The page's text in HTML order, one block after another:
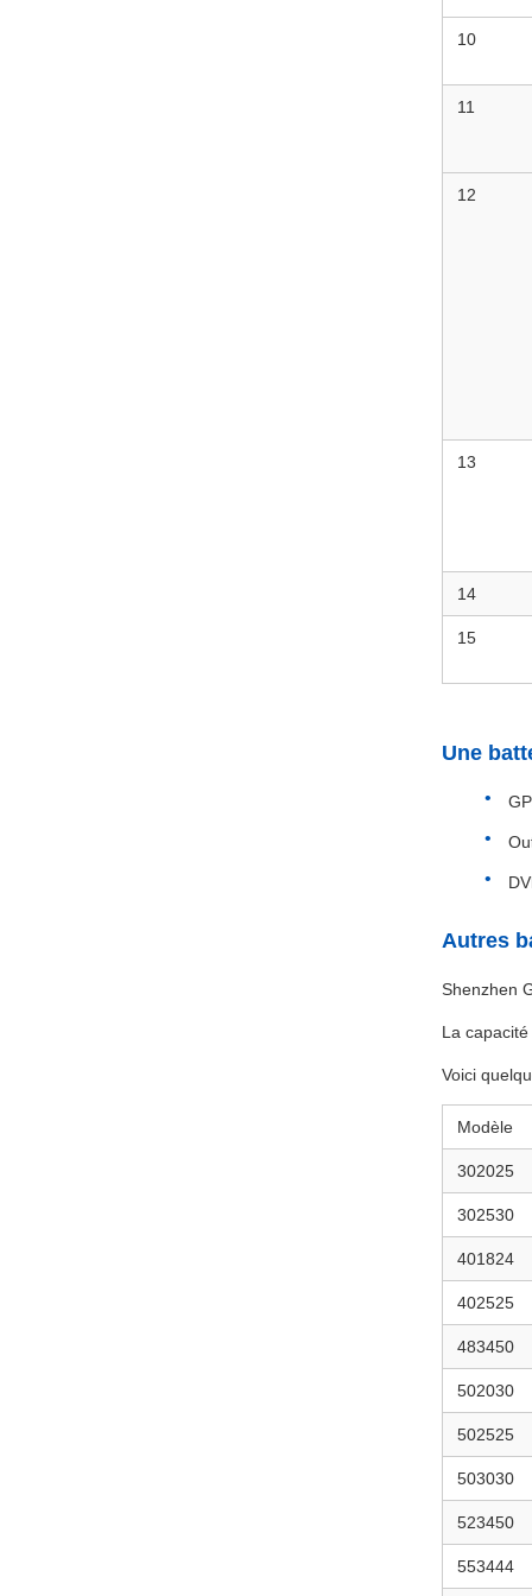
10
11
12
13
14
15
Une
Autres
Shenzhen
La
Voici
Modèle
302025
302530
401824
402525
483450
502030
502525
503030
523450
553444